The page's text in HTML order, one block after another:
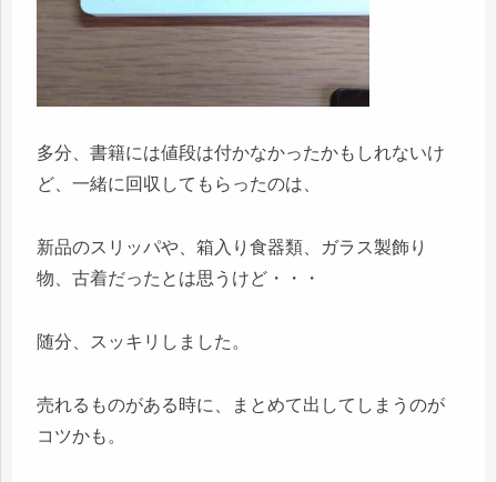
多分、書籍には値段は付かなかったかもしれないけ
ど、一緒に回収してもらったのは、
新品のスリッパや、箱入り食器類、ガラス製飾り
物、古着だったとは思うけど・・・
随分、スッキリしました。
売れるものがある時に、まとめて出してしまうのが
コツかも。